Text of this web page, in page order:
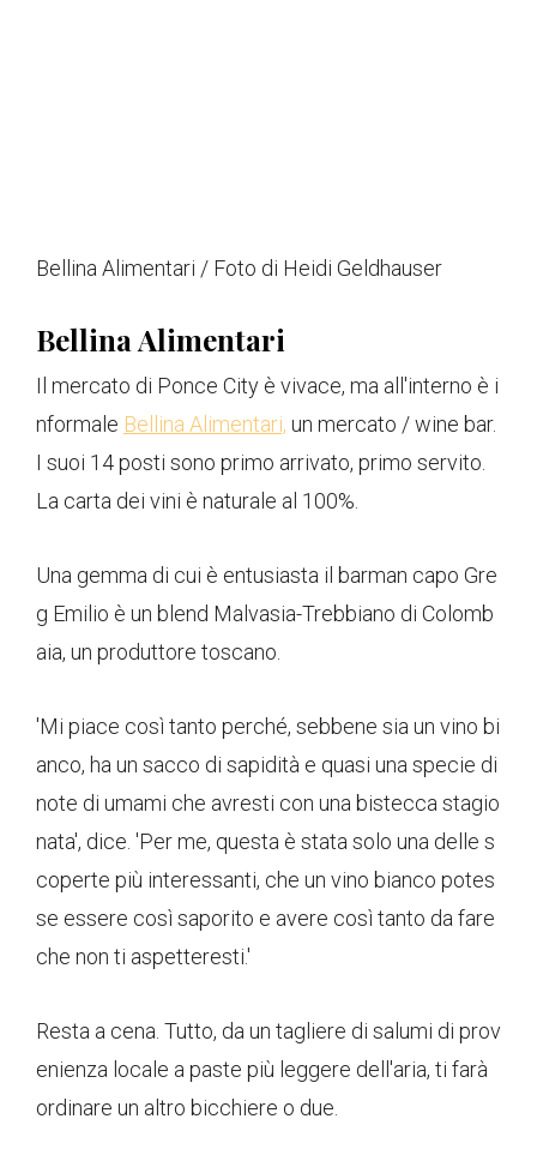
Bellina Alimentari / Foto di Heidi Geldhauser
Bellina Alimentari
Il mercato di Ponce City è vivace, ma all'interno è i
nformale Bellina Alimentari, un mercato / wine bar.
I suoi 14 posti sono primo arrivato, primo servito.
La carta dei vini è naturale al 100%.
Una gemma di cui è entusiasta il barman capo Gre
g Emilio è un blend Malvasia-Trebbiano di Colomb
aia, un produttore toscano.
'Mi piace così tanto perché, sebbene sia un vino bi
anco, ha un sacco di sapidità e quasi una specie di
note di umami che avresti con una bistecca stagio
nata', dice. 'Per me, questa è stata solo una delle s
coperte più interessanti, che un vino bianco potes
se essere così saporito e avere così tanto da fare
che non ti aspetteresti.'
Resta a cena. Tutto, da un tagliere di salumi di prov
enienza locale a paste più leggere dell'aria, ti farà
ordinare un altro bicchiere o due.